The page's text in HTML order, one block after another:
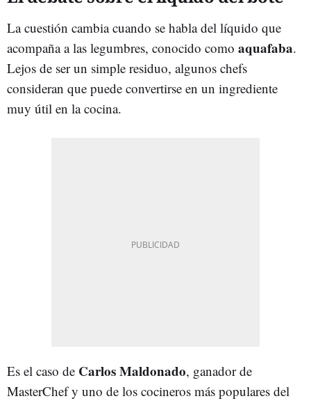
La cuestión cambia cuando se habla del líquido que
acompaña a las legumbres, conocido como aquafaba.
Lejos de ser un simple residuo, algunos chefs
consideran que puede convertirse en un ingrediente
muy útil en la cocina.
Es el caso de Carlos Maldonado, ganador de
MasterChef y uno de los cocineros más populares del